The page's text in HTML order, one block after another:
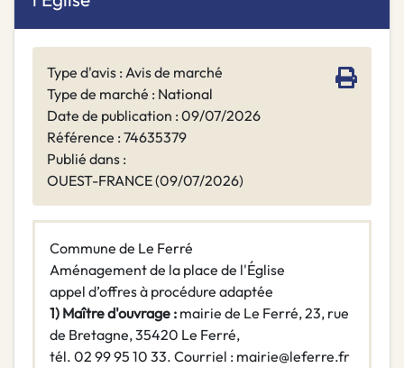
Type d'avis : Avis de marché
Type de marché : National
Date de publication : 09/07/2026
Référence : 74635379
Publié dans :
OUEST-FRANCE (09/07/2026)
Commune de Le Ferré
Aménagement de la place de l'Église
appel d’offres à procédure adaptée
1) Maître d'ouvrage : mairie de Le Ferré, 23, rue
de Bretagne, 35420 Le Ferré,
tél. 02 99 95 10 33. Courriel : mairie@leferre.fr